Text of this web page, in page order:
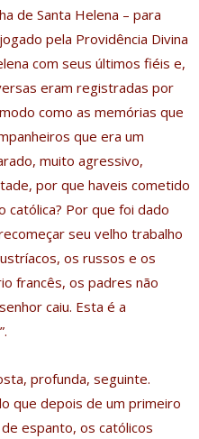
de Santa Helena – para
pela Providência Divina
com seus últimos fiéis e,
eram registradas por
como as memórias que
que era um
muito agressivo,
por que haveis cometido
Por que foi dado
seu velho trabalho
os russos e os
francês, os padres não
caiu. Esta é a
profunda, seguinte.
que depois de um primeiro
espanto, os católicos